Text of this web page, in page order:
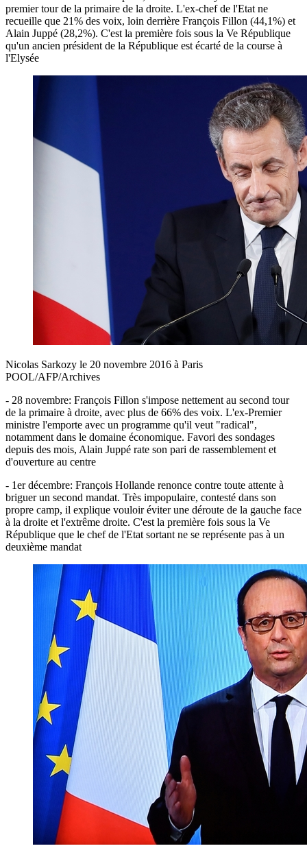
premier tour de la primaire de la droite. L'ex-chef de l'Etat ne
recueille que 21% des voix, loin derrière François Fillon (44,1%) et
Alain Juppé (28,2%). C'est la première fois sous la Ve République
qu'un ancien président de la République est écarté de la course à
l'Elysée
Nicolas Sarkozy le 20 novembre 2016 à Paris
POOL/AFP/Archives
- 28 novembre: François Fillon s'impose nettement au second tour
de la primaire à droite, avec plus de 66% des voix. L'ex-Premier
ministre l'emporte avec un programme qu'il veut "radical",
notamment dans le domaine économique. Favori des sondages
depuis des mois, Alain Juppé rate son pari de rassemblement et
d'ouverture au centre
- 1er décembre: François Hollande renonce contre toute attente à
briguer un second mandat. Très impopulaire, contesté dans son
propre camp, il explique vouloir éviter une déroute de la gauche face
à la droite et l'extrême droite. C'est la première fois sous la Ve
République que le chef de l'Etat sortant ne se représente pas à un
deuxième mandat